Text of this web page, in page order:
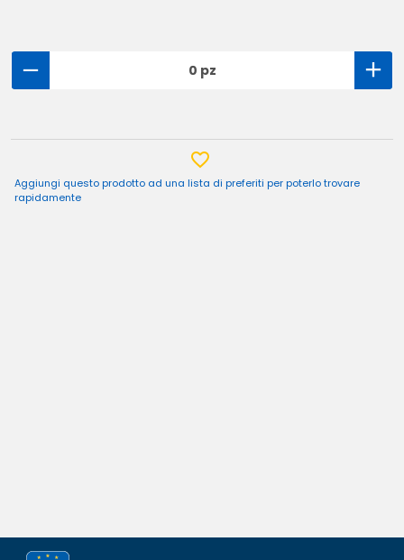
0 pz
Aggiungi questo prodotto ad una lista di preferiti per poterlo trovare
rapidamente